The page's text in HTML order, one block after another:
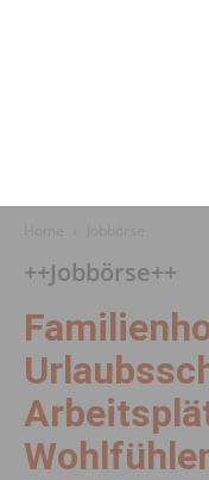
++Jobbörse++